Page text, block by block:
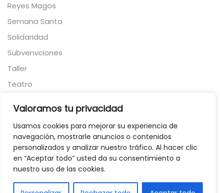
Valoramos tu privacidad
Usamos cookies para mejorar su experiencia de
navegación, mostrarle anuncios o contenidos
personalizados y analizar nuestro tráfico. Al hacer clic
en “Aceptar todo” usted da su consentimiento a
nuestro uso de las cookies.
Reyes Magos
Semana Santa
Solidaridad
Subvenvciones
Taller
Teatro
Viajes
Visita
Vivienda